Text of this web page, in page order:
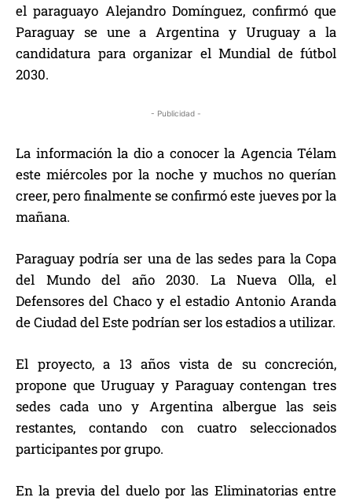
el paraguayo Alejandro Domínguez, confirmó que
Paraguay se une a Argentina y Uruguay a la
candidatura para organizar el Mundial de fútbol
2030.
- Publicidad -
La información la dio a conocer la Agencia Télam
este miércoles por la noche y muchos no querían
creer, pero finalmente se confirmó este jueves por la
mañana.
Paraguay podría ser una de las sedes para la Copa
del Mundo del año 2030. La Nueva Olla, el
Defensores del Chaco y el estadio Antonio Aranda
de Ciudad del Este podrían ser los estadios a utilizar.
El proyecto, a 13 años vista de su concreción,
propone que Uruguay y Paraguay contengan tres
sedes cada uno y Argentina albergue las seis
restantes, contando con cuatro seleccionados
participantes por grupo.
En la previa del duelo por las Eliminatorias entre